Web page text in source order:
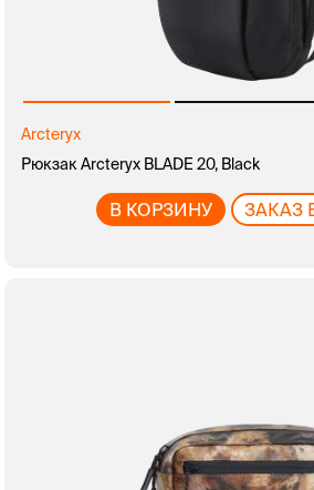
Arcteryx
Рюкзак Arcteryx BLADE 20, Black
В КОРЗИНУ ЗАКАЗ